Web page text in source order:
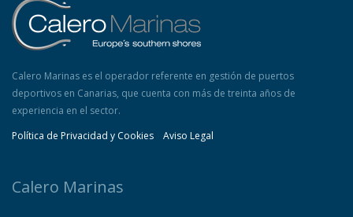
Calero Marinas es el operador referente en gestión de puertos
deportivos en Canarias, que cuenta con más de treinta años de
experiencia en el sector.
Política de Privacidad y Cookies
Aviso Legal
Calero Marinas